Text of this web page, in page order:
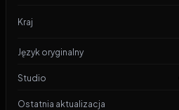
Kraj
Język oryginalny
Studio
Ostatnia aktualizacja